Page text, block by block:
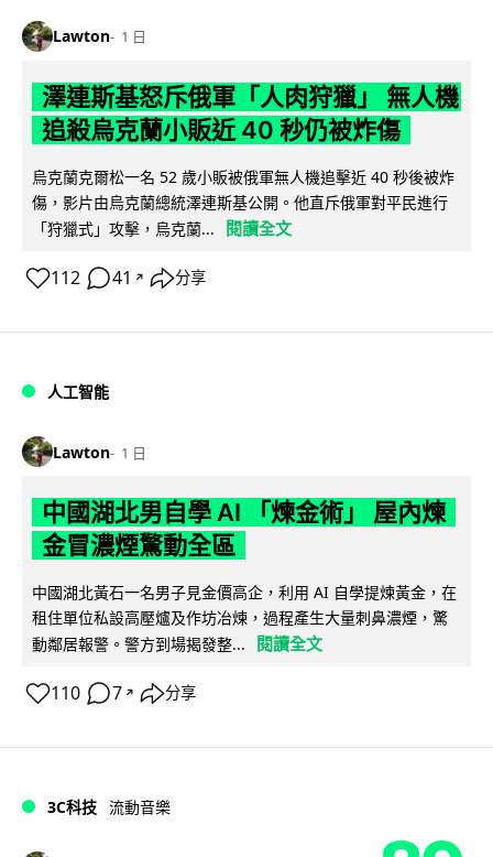
Lawton 1 日
澤連斯基怒斥俄軍「人肉狩獵」 無人機
追殺烏克蘭小販近 40 秒仍被炸傷
烏克蘭克爾松一名 52 歲小販被俄軍無人機追擊近 40 秒後被炸
傷，影片由烏克蘭總統澤連斯基公開。他直斥俄軍對平民進行
「狩獵式」攻擊，烏克蘭...
閱讀全文
112 41 ↗ 分享
人工智能
Lawton 1 日
中國湖北男自學 AI 「煉金術」 屋內煉
金冒濃煙驚動全區
中國湖北黃石一名男子見金價高企，利用 AI 自學提煉黃金，在
租住單位私設高壓爐及作坊冶煉，過程產生大量刺鼻濃煙，驚
動鄰居報警。警方到場揭發整...
閱讀全文
110 7 ↗ 分享
3C科技 流動音樂